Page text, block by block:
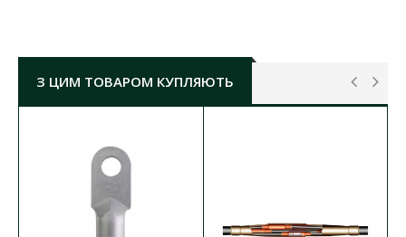
технічних трубах, пустотілих каналах, блоках і
балках будівельних конструкцій, як в пучках, так і
механічного впливу, а й сильних розтягувань.
Структура кабелю:
Алюмінієва струмопровідна жила;
Ізоляція з ПВХ пластикату;
З ЦИМ ТОВАРОМ КУПЛЯЮТЬ